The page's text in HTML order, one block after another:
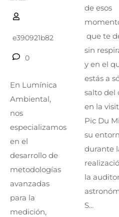
e390921b82
0
En Lumínica
Ambiental,
nos
especializamos
en el
desarrollo de
metodologías
avanzadas
para la
medición,
de esos
que te
sin
y en el
estás a
salto del
en la
Pic Du
su
durante
la
S...